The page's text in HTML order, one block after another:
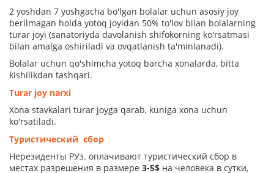
2 yoshdan 7 yoshgacha bo'lgan bolalar uchun asosiy joy
berilmagan holda yotoq joyidan 50% to'lov bilan bolalarning
turar joyi (sanatoriyda davolanish shifokorning ko'rsatmasi
bilan amalga oshiriladi va ovqatlanish ta'minlanadi).
Bolalar uchun qo'shimcha yotoq barcha xonalarda, bitta
kishilikdan tashqari.
Turar joy narxi
Xona stavkalari turar joyga qarab, kuniga xona uchun
ko'rsatiladi.
Туристический сбор
Нерезиденты РУз. оплачивают туристический сбор в
местах разрешения в размере 3-5$ на человека в сутки,